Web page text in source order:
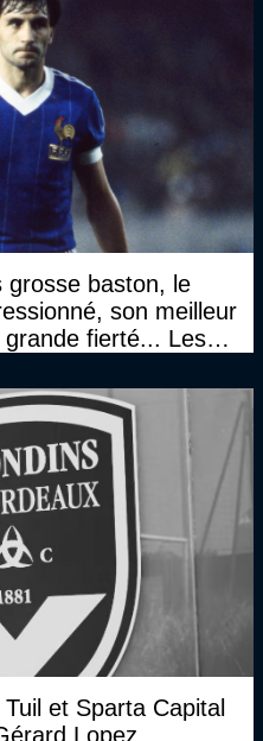
grosse baston, le
son meilleur
fierté... Les
et Sparta Capital
Lopez